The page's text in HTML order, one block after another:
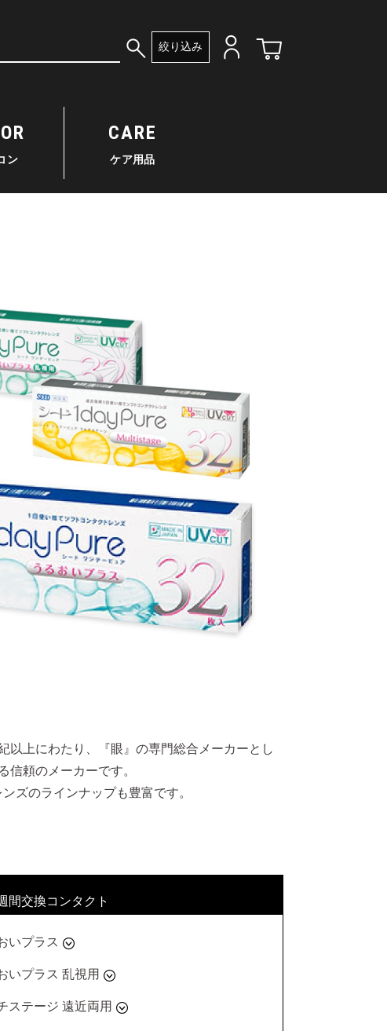
絞り込み
ン
CARE
ケア用品
以上にわたり、『眼』の専門総合メーカーとし
頼のメーカーです。
ズのラインナップも豊富です。
間交換コンタクト
いプラス
いプラス 乱視用
ステージ 遠近両用